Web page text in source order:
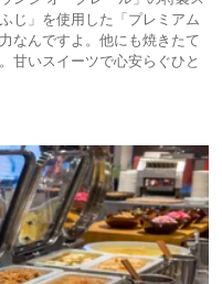
じ」を使用した「プレミアム
なんですよ。他にも焼きたて
甘いスイーツで心安らぐひと